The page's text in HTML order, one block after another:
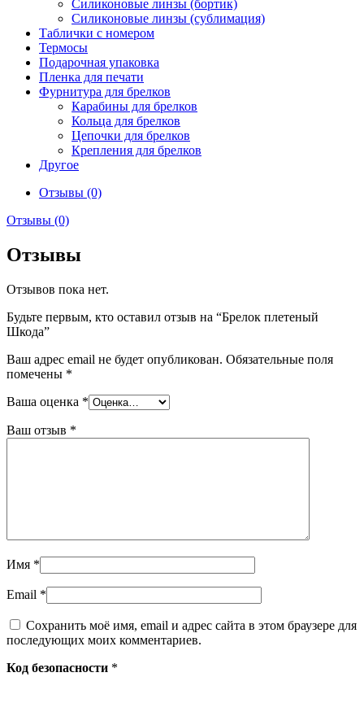
Силиконовые линзы (бортик)
Силиконовые линзы (сублимация)
Таблички с номером
Термосы
Подарочная упаковка
Пленка для печати
Фурнитура для брелков
Карабины для брелков
Кольца для брелков
Цепочки для брелков
Крепления для брелков
Другое
Отзывы (0)
Отзывы (0)
Отзывы
Отзывов пока нет.
Будьте первым, кто оставил отзыв на “Брелок плетеный
Шкода”
Ваш адрес email не будет опубликован. Обязательные поля
помечены *
Ваша оценка *
Ваш отзыв *
Имя *
Email *
Сохранить моё имя, email и адрес сайта в этом браузере для
последующих моих комментариев.
Код безопасности *